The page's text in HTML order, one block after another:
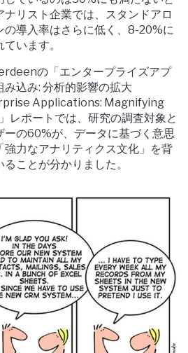
リスト企業では、スタンドアロ
の導入率はさらに低く、8-20%に
います。
の「エンタープライズアプ
込み: 分析的影響の拡大
Applications: Magnifying
ポートでは、研究の調査対象と
ーの60%が、データに基づく意思
力なアナリティクス文化」を背
ことが分かりました。